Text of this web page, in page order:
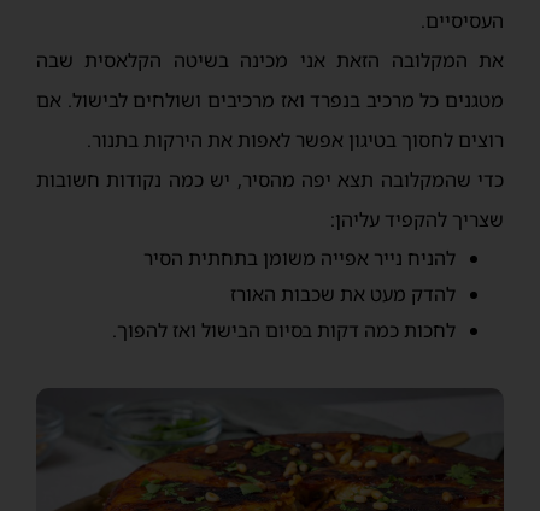
העסיסיים.
את המקלובה הזאת אני מכינה בשיטה הקלאסית שבה
מטגנים כל מרכיב בנפרד ואז מרכיבים ושולחים לבישול. אם
רוצים לחסוך בטיגון אפשר לאפות את הירקות בתנור.
כדי שהמקלובה תצא יפה מהסיר, יש כמה נקודות חשובות
שצריך להקפיד עליהן:
להניח נייר אפייה משומן בתחתית הסיר
להדק מעט את שכבות האורז
לחכות כמה דקות בסיום הבישול ואז להפוך.